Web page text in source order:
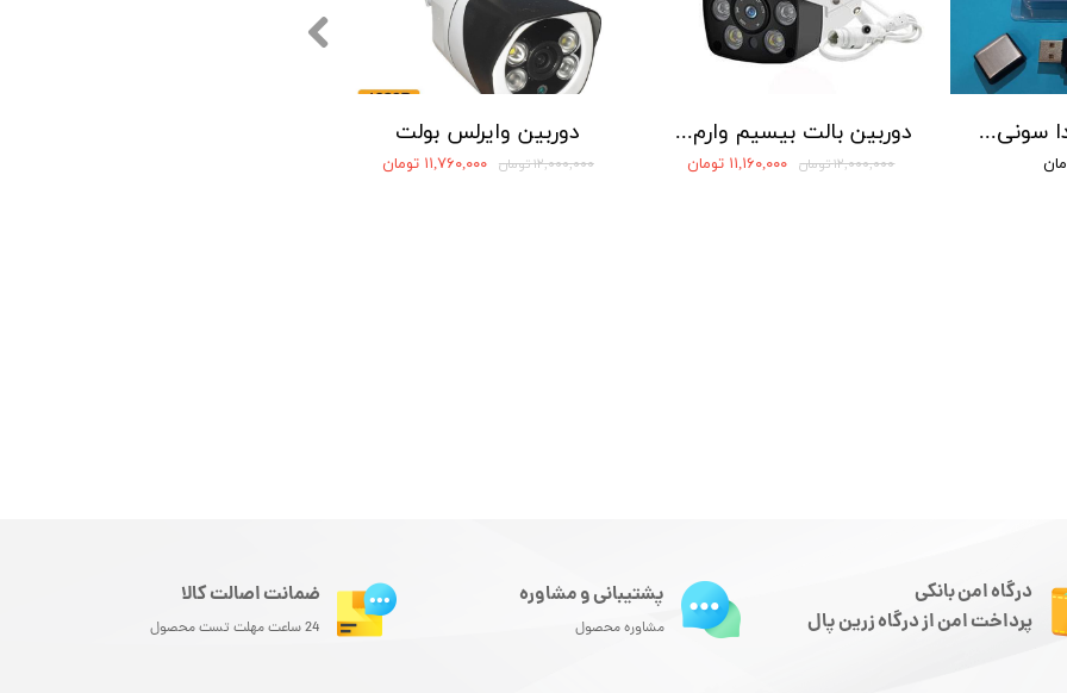
دوربین وایرلس بولت
۱۲,۰۰۰,۰۰۰ تومان ۱۱,۷۶۰,۰۰۰ تومان
دوربین بالت بیسیم وارم لایت دار
۱۲,۰۰۰,۰۰۰ تومان ۱۱,۱۶۰,۰۰۰ تومان
دستگاه ضبط صدا سونی مدل SONY 5560 - حافظه 16 گیگابایت
درگاه امن بانکی
پرداخت امن از درگاه زرین پال
پشتیبانی و مشاوره
مشاوره محصول
ضمانت اصالت کالا
24 ساعت مهلت تست محصول